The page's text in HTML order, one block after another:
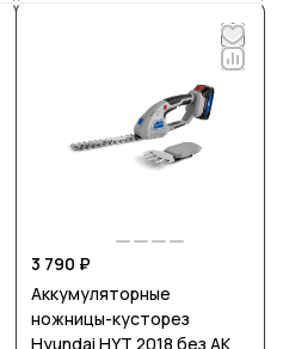
3 790 ₽
Аккумуляторные
ножницы-кусторез
Hyundai HYT 2018 без АКБ